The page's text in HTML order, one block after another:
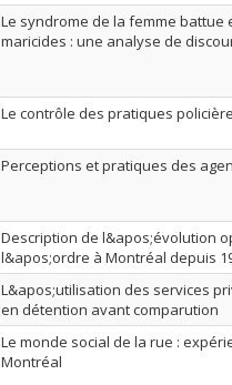
Le syndrome de la femme
maricides : une analyse de
Le contrôle des pratiques
Perceptions et pratiques des
Description de l&apos;évolution
l&apos;ordre à Montréal depuis
L&apos;utilisation des services
en détention avant comparution
Le monde social de la rue :
Montréal